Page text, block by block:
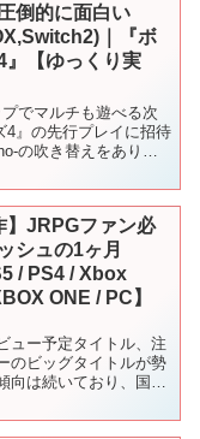
倒的に面白い
｜『ボ
』【ゆっくり実
でマルチも遊べる次
4』の先行プレイに招待
の吹き替えをありが
】JRPGファン必
シュの1ヶ月
/ PS4 / Xbox
ONE / PC】
ュー予定タイトル、注
のビッグタイトルが勢
は続いており、国内